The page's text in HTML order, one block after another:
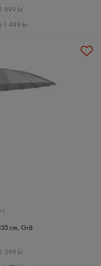
999 kr
1 499 kr
cm, Grå
599 kr